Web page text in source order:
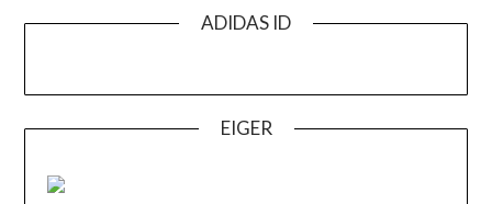
ADIDAS ID
EIGER